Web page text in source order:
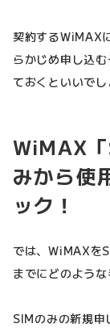
契約するWiMAX
らかじめ申し込
ておくといいでし
WiMAX
みから使
ック！
では、WiMAXを
までにどのような
SIMのみの新規